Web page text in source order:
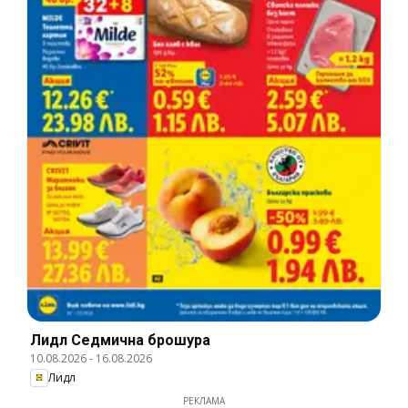
Лидл Cедмична брошура
10.08.2026- 16.08.2026
Лидл
РЕКЛАМА